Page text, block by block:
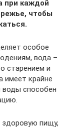
при каждой
чтобы
особое
вода –
старением и
имеет крайне
воды способен
здоровую пищу,